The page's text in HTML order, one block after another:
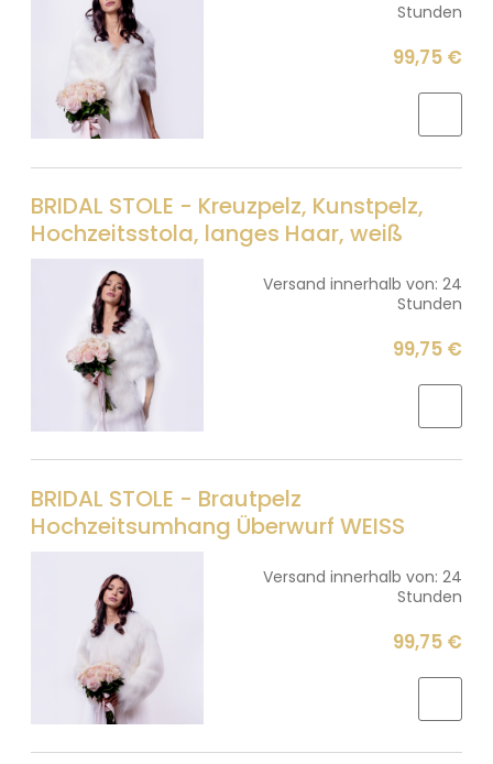
Stunden
99,75 €
BRIDAL STOLE - Kreuzpelz, Kunstpelz,
Hochzeitsstola, langes Haar, weiß
Versand innerhalb von: 24
Stunden
99,75 €
BRIDAL STOLE - Brautpelz
Hochzeitsumhang Überwurf WEISS
Versand innerhalb von: 24
Stunden
99,75 €